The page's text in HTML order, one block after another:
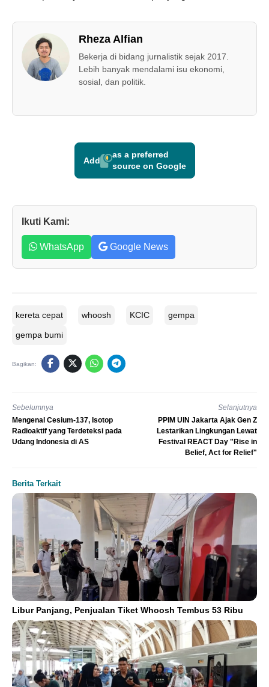
Rheza Alfian
Bekerja di bidang jurnalistik sejak 2017.
Lebih banyak mendalami isu ekonomi,
sosial, dan politik.
Add
as a preferred
source on Google
Ikuti Kami:
WhatsApp Google News
kereta cepat whoosh KCIC gempa
gempa bumi
Bagikan:
Sebelumnya
Mengenal Cesium-137, Isotop
Radioaktif yang Terdeteksi pada
Udang Indonesia di AS
Selanjutnya
PPIM UIN Jakarta Ajak Gen Z
Lestarikan Lingkungan Lewat
Festival REACT Day "Rise in
Belief, Act for Relief"
Berita Terkait
Libur Panjang, Penjualan Tiket Whoosh Tembus 53 Ribu